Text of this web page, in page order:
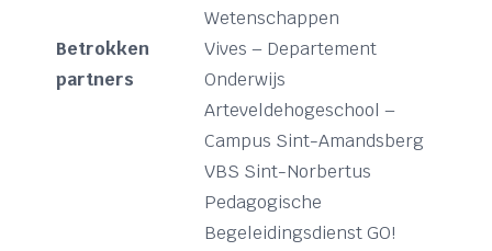
Betrokken
partners
Wetenschappen
Vives – Departement
Onderwijs
Arteveldehogeschool –
Campus Sint-Amandsberg
VBS Sint-Norbertus
Pedagogische
Begeleidingsdienst GO!